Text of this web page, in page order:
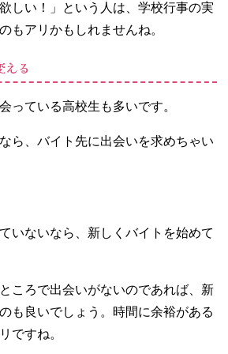
しい！」という人は、学校行事の実
もアリかもしれませんね。
える
っている高校生も多いです。
ら、バイト先に出会いを求めちゃい
いないなら、新しくバイトを始めて
ころで出会いがないのであれば、新
も良いでしょう。時間に余裕がある
ですね。